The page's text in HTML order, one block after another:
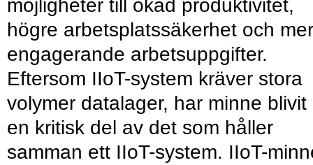
möjligheter till ökad produktivitet,
högre arbetsplatssäkerhet och mer
engagerande arbetsuppgifter.
Eftersom IIoT-system kräver stora
volymer datalager, har minne blivit
en kritisk del av det som håller
samman ett IIoT-system. IIoT-